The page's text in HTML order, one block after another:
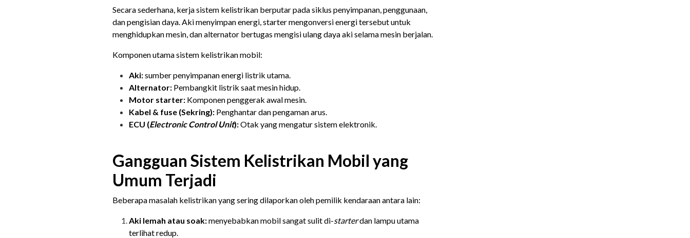
Secara sederhana, kerja sistem kelistrikan berputar pada siklus penyimpanan, penggunaan,
dan pengisian daya. Aki menyimpan energi, starter mengonversi energi tersebut untuk
menghidupkan mesin, dan alternator bertugas mengisi ulang daya aki selama mesin berjalan.
Komponen utama sistem kelistrikan mobil:
Aki:sumber penyimpanan energi listrik utama.
Alternator: Pembangkit listrik saat mesin hidup.
Motor starter: Komponen penggerak awal mesin.
Kabel & fuse (Sekring): Penghantar dan pengaman arus.
ECU (Electronic Control Unit):Otak yang mengatur sistem elektronik.
Gangguan Sistem Kelistrikan Mobil yang
Umum Terjadi
Beberapa masalah kelistrikan yang sering dilaporkan oleh pemilik kendaraan antara lain:
Aki lemah atau soak:menyebabkan mobil sangat sulit di-starterdan lampu utama
terlihat redup.